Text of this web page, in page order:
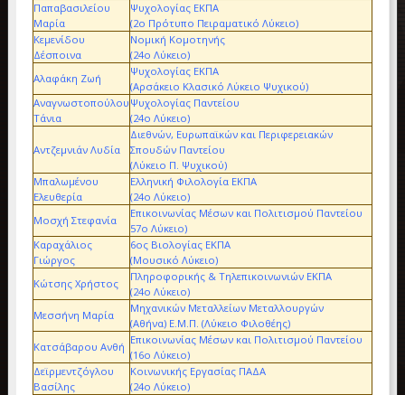
«Μικρά Βιβλία»
Ο χώρος μας
Παπαβασιλείου
Μαρία
Ψυχολογίας ΕΚΠΑ
(2ο Πρότυπο Πειραματικό Λύκειο)
Κεμενίδου
Δέσποινα
Νομική Κομοτηνής
(24ο Λύκειο)
Αλαφάκη Ζωή
Ψυχολογίας ΕΚΠΑ
(Αρσάκειο Κλασικό Λύκειο Ψυχικού)
Αναγνωστοπούλου
Τάνια
Ψυχολογίας Παντείου
(24ο Λύκειο)
Αντζεμνιάν Λυδία
Διεθνών, Ευρωπαϊκών και Περιφερειακών
Σπουδών Παντείου
(Λύκειο Π. Ψυχικού)
Μπαλωμένου
Ελευθερία
Ελληνική Φιλολογία ΕΚΠΑ
(24ο Λύκειο)
Μοσχή Στεφανία
Επικοινωνίας Μέσων και Πολιτισμού Παντείου
57ο Λύκειο)
Καραχάλιος
Γιώργος
6ος Βιολογίας ΕΚΠΑ
(Μουσικό Λύκειο)
Κώτσης Χρήστος
Πληροφορικής & Τηλεπικοινωνιών ΕΚΠΑ
(24ο Λύκειο)
Μεσσήνη Μαρία
Μηχανικών Μεταλλείων Μεταλλουργών
(Αθήνα) Ε.Μ.Π. (Λύκειο Φιλοθέης)
Κατσάβαρου Ανθή
Επικοινωνίας Μέσων και Πολιτισμού Παντείου
(16ο Λύκειο)
Δεϊρμεντζόγλου
Βασίλης
Κοινωνικής Εργασίας ΠΑΔΑ
(24ο Λύκειο)